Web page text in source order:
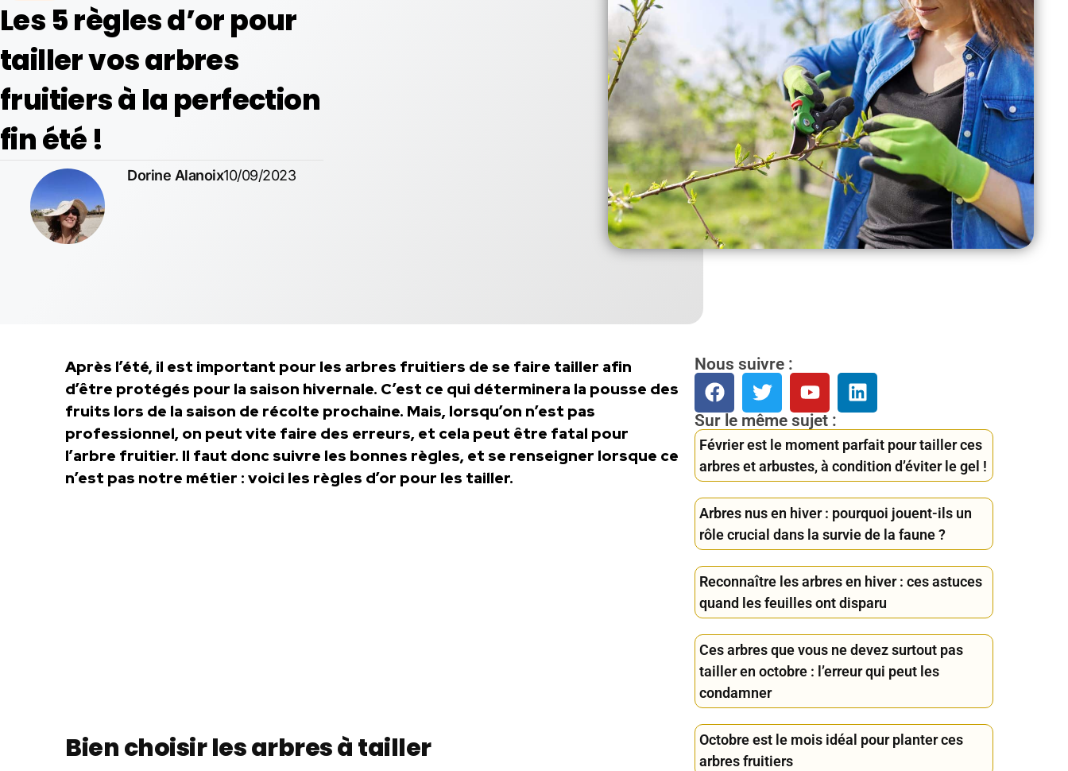
Les 5 règles d’or pour
tailler vos arbres
fruitiers à la perfection
fin été !
Dorine Alanoix10/09/2023
Après l’été, il est important pour les arbres fruitiers de se faire tailler afin
d’être protégés pour la saison hivernale. C’est ce qui déterminera la pousse des
fruits lors de la saison de récolte prochaine. Mais, lorsqu’on n’est pas
professionnel, on peut vite faire des erreurs, et cela peut être fatal pour
l’arbre fruitier. Il faut donc suivre les bonnes règles, et se renseigner lorsque ce
n’est pas notre métier : voici les règles d’or pour les tailler.
Bien choisir les arbres à tailler
Nous suivre :
Sur le même sujet :
Février est le moment parfait pour tailler ces
arbres et arbustes, à condition d’éviter le gel !
Arbres nus en hiver : pourquoi jouent-ils un
rôle crucial dans la survie de la faune ?
Reconnaître les arbres en hiver : ces astuces
quand les feuilles ont disparu
Ces arbres que vous ne devez surtout pas
tailler en octobre : l’erreur qui peut les
condamner
Octobre est le mois idéal pour planter ces
arbres fruitiers